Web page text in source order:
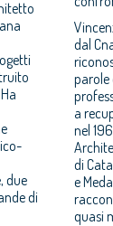
due
di
dal
parole
a
nel
di
e
quasi